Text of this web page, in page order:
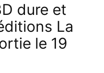
dure et
La
le 19